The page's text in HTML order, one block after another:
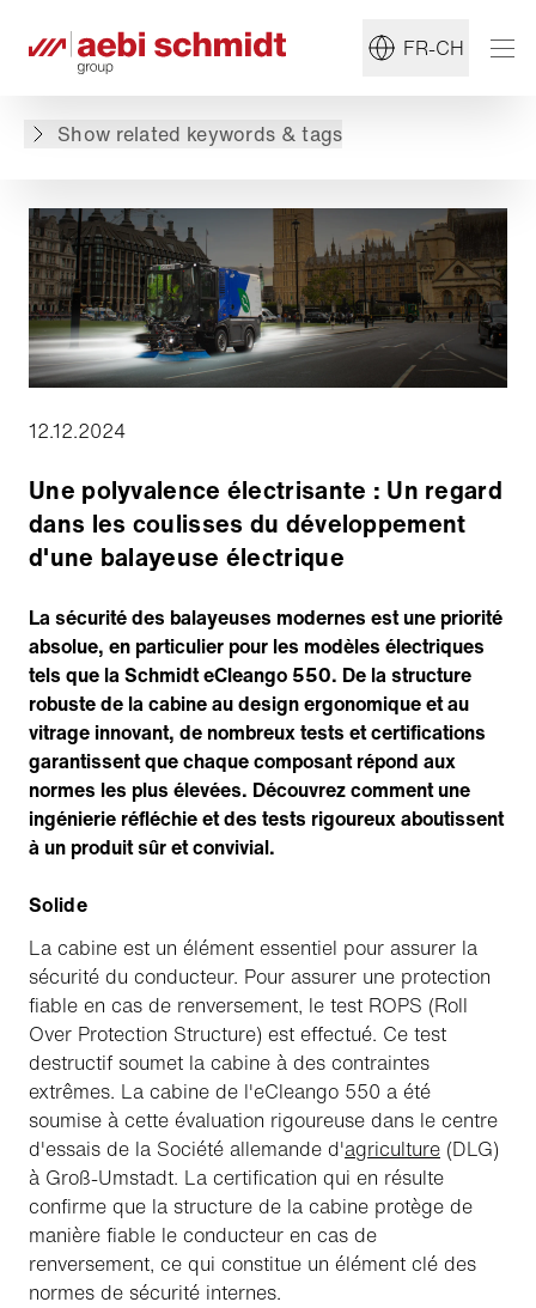
FR-CH
Show related keywords & tags
#Balayeuse
12.12.2024
Une polyvalence électrisante : Un regard
dans les coulisses du développement
d'une balayeuse électrique
La sécurité des balayeuses modernes est une priorité
absolue, en particulier pour les modèles électriques
tels que la Schmidt eCleango 550. De la structure
robuste de la cabine au design ergonomique et au
vitrage innovant, de nombreux tests et certifications
garantissent que chaque composant répond aux
normes les plus élevées. Découvrez comment une
ingénierie réfléchie et des tests rigoureux aboutissent
à un produit sûr et convivial.
Solide
La cabine est un élément essentiel pour assurer la
sécurité du conducteur. Pour assurer une protection
fiable en cas de renversement, le test ROPS (Roll
Over Protection Structure) est effectué. Ce test
destructif soumet la cabine à des contraintes
extrêmes. La cabine de l'eCleango 550 a été
soumise à cette évaluation rigoureuse dans le centre
d'essais de la Société allemande d'agriculture (DLG)
à Groß-Umstadt. La certification qui en résulte
confirme que la structure de la cabine protège de
manière fiable le conducteur en cas de
renversement, ce qui constitue un élément clé des
normes de sécurité internes.